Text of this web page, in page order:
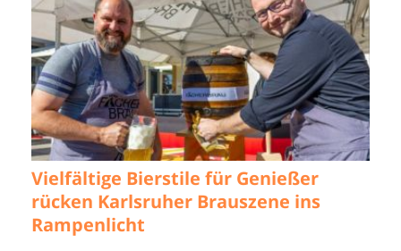
Vielfältige Bierstile für Genießer
rücken Karlsruher Brauszene ins
Rampenlicht